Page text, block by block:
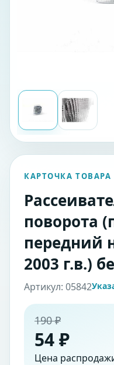
КАРТОЧКА ТОВАРА
поворота
передний
2003 г.в.)
Артикул: 05842
190 ₽
54 ₽
Цена